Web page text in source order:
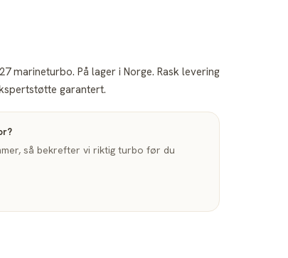
marineturbo. På lager i Norge. Rask levering
garantert.
så bekrefter vi riktig turbo før du